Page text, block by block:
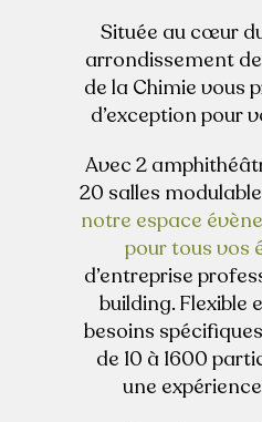
VOTRE
NOS
FR /
Située au cœur
arrondissement
de la Chimie vous
d’exception pour
Avec 2
20 salles
notre espace
pour tous vos
d’entreprise
building. Flexible
besoins
de 10 à 1600
une